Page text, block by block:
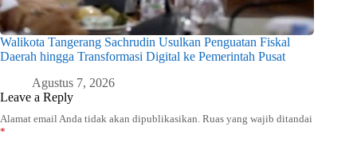
Walikota Tangerang Sachrudin Usulkan Penguatan Fiskal
Daerah hingga Transformasi Digital ke Pemerintah Pusat
Agustus 7, 2026
Leave a Reply
Alamat email Anda tidak akan dipublikasikan. Ruas yang wajib ditandai
*